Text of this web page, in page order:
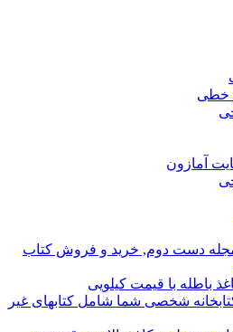
خطی
آمازون
مجله دست دوم, خرید و فروش کتاب
باطله با قیمت کیلویی
شخصی شما شامل کتابهای غیر